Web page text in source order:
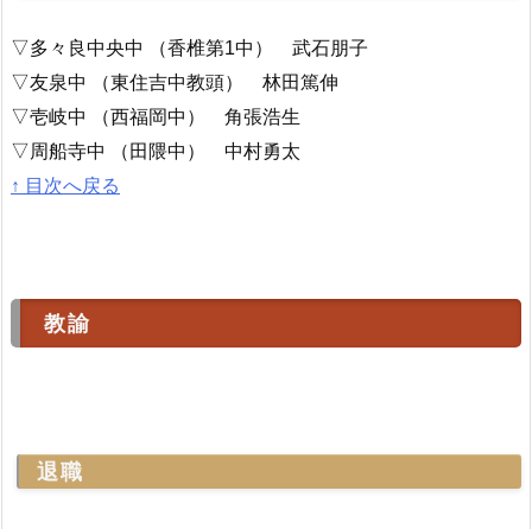
▽多々良中央中 （香椎第1中） 武石朋子
▽友泉中 （東住吉中教頭） 林田篤伸
▽壱岐中 （西福岡中） 角張浩生
▽周船寺中 （田隈中） 中村勇太
↑ 目次へ戻る
教諭
退職